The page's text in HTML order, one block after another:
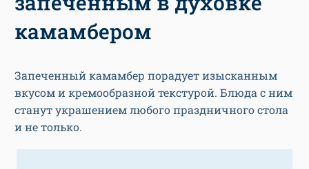
камамбером
Запеченный камамбер порадует изысканным
вкусом и кремообразной текстурой. Блюда с ним
станут украшением любого праздничного стола
и не только.